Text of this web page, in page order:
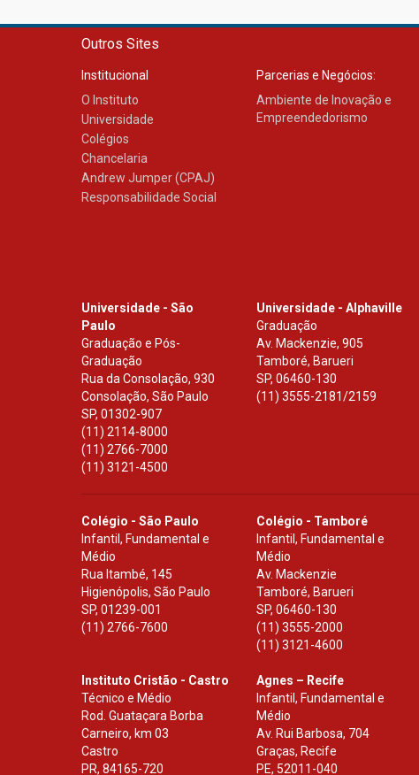
Outros Sites
Institucional
O Instituto
Universidade
Colégios
Chancelaria
Andrew Jumper (CPAJ)
Responsabilidade Social
Parcerias e Negócios:
Ambiente de Inovação e
Empreendedorismo
Universidade - São
Paulo
Graduação e Pós-
Graduação
Rua da Consolação, 930
Consolação, São Paulo
SP, 01302-907
(11) 2114-8000
(11) 2766-7000
(11) 3121-4500
Universidade - Alphaville
Graduação
Av. Mackenzie, 905
Tamboré, Barueri
SP,06460-130
(11) 3555-2181/2159
Colégio - São Paulo
Infantil, Fundamental e
Médio
Rua Itambé, 145
Higienópolis, São Paulo
SP, 01239-001
(11) 2766-7600
Colégio - Tamboré
Infantil, Fundamental e
Médio
Av. Mackenzie
Tamboré, Barueri
SP,06460-130
(11) 3555-2000
(11) 3121-4600
Instituto Cristão - Castro
Técnico e Médio
Rod. Guataçara Borba
Carneiro, km 03
Castro
PR, 84165-720
Agnes – Recife
Infantil, Fundamental e
Médio
Av. Rui Barbosa, 704
Graças, Recife
PE, 52011-040